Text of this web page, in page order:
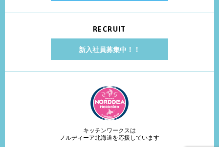
RECRUIT
新入社員募集中！！
キッチンワークスは
ノルディーア北海道を応援しています